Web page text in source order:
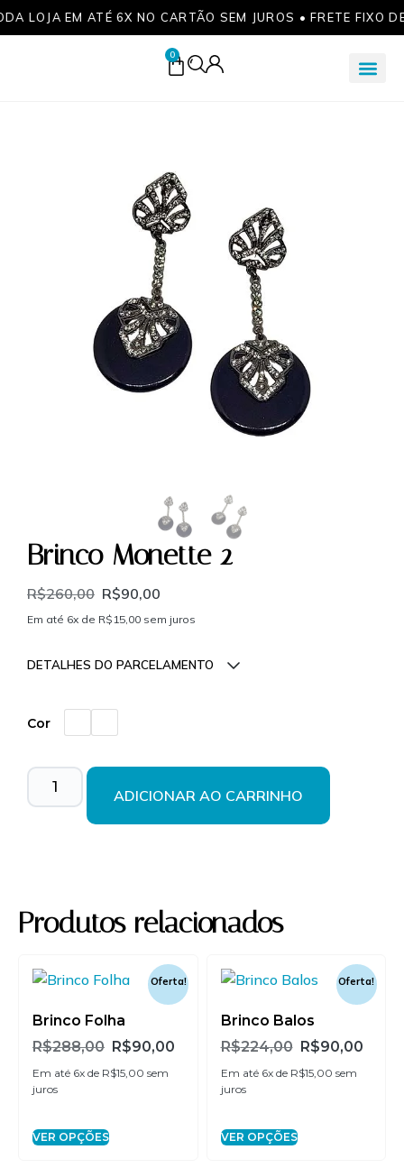
LOJA EM ATÉ 6X NO CARTÃO SEM JUROS • FRETE FIXO
0
Brinco Monette 2
R$260,00 R$90,00
Em até 6x de R$ 15,00 sem juros
DETALHES DO PARCELAMENTO
Parcelas:
1x deR$90,00sem
R$90,00
2x deR$45,00sem
R$90,00
juros
5x deR$18,00 R$ 90,00
6x de R$15,00sem
R$90,00
Cor
ADICIONAR AO CARRINHO
Produtos relacionados
Oferta!
Brinco Folha
R$288,00 R$90,00
Em até 6x de R$15,00 sem
juros
VER OPÇÕES
Oferta!
Brinco Balos
R$224,00 R$90,00
Em até 6x de R$15,00 sem
juros
VER OPÇÕES